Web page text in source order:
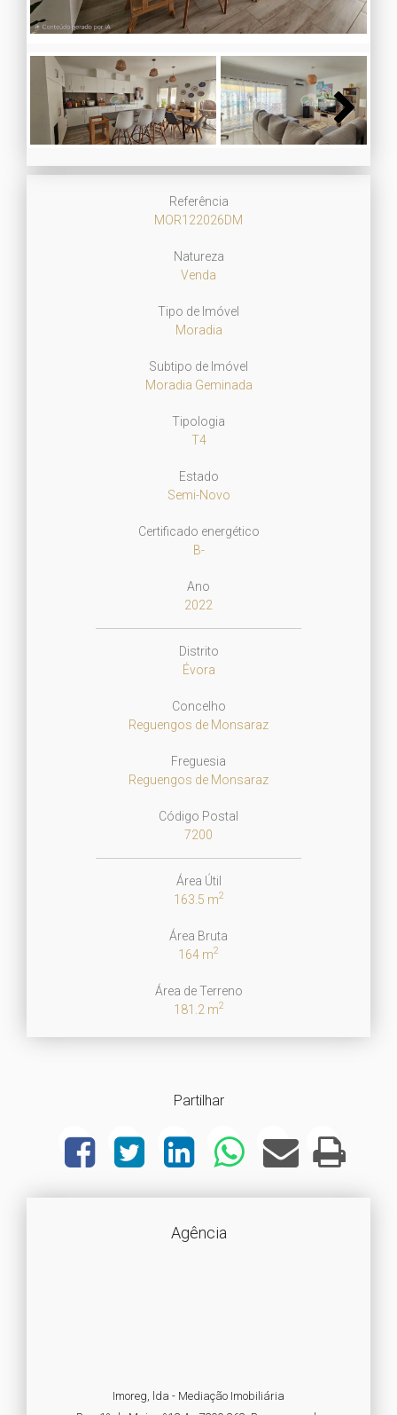
Next
Referência
MOR122026DM
Natureza
Venda
Tipo de Imóvel
Moradia
Subtipo de Imóvel
Moradia Geminada
Tipologia
T4
Estado
Semi-Novo
Certificado energético
B-
Ano
2022
Distrito
Évora
Concelho
Reguengos de Monsaraz
Freguesia
Reguengos de Monsaraz
Código Postal
7200
Área Útil
163.5 m2
Área Bruta
164 m2
Área de Terreno
181.2 m2
Partilhar
Agência
Imoreg, lda - Mediação Imobiliária